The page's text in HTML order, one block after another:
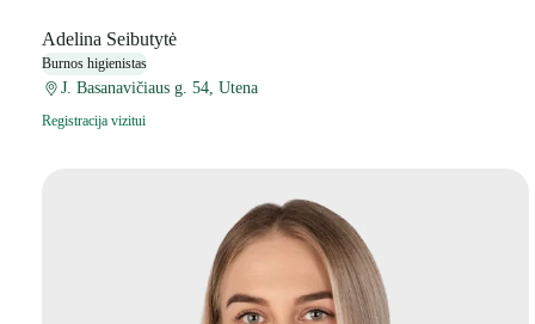
Adelina Seibutytė
Burnos higienistas
J. Basanavičiaus g. 54, Utena
Registracija vizitui